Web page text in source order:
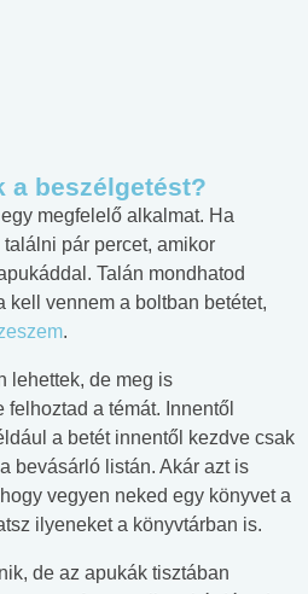
a beszélgetést?
megfelelő alkalmat. Ha
pár percet, amikor
Talán mondhatod
kell vennem a boltban betétet,
.
lehettek, de meg is
a témát. Innentől
a betét innentől kezdve csak
bevásárló listán. Akár azt is
vegyen neked egy könyvet a
ilyeneket a könyvtárban is.
de az apukák tisztában